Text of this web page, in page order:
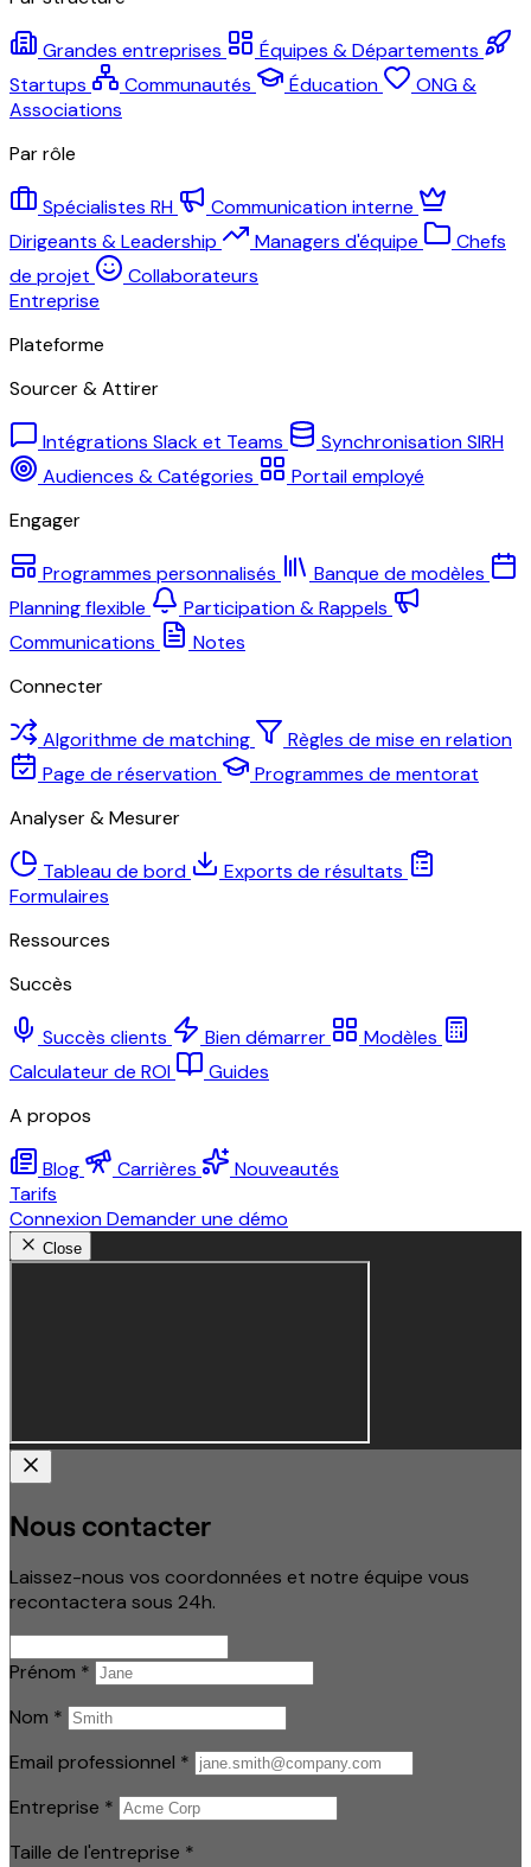
Grandes entreprises
Équipes & Départements
Startups
Communautés Éducation
ONG &
Associations
Par rôle
Spécialistes RH
Communication interne
Dirigeants & Leadership
Managers d'équipe
Chefs
de projet
Collaborateurs
Entreprise
Plateforme
Sourcer & Attirer
Intégrations Slack et Teams
Synchronisation SIRH
Audiences & Catégories
Portail employé
Engager
Programmes personnalisés
Banque de modèles
Planning flexible
Participation & Rappels
Communications
Notes
Connecter
Algorithme de matching
Règles de mise en relation
Page de réservation
Programmes de mentorat
Analyser & Mesurer
Tableau de bord
Exports de résultats
Formulaires
Ressources
Succès
Succès clients Bien démarrer
Modèles
Calculateur de ROI
Guides
A propos
Blog Carrières
Nouveautés
Tarifs
ConnexionDemander une démo
Close
Nous contacter
Laissez-nous vos coordonnées et notre équipe vous
recontactera sous 24h.
Prénom *
Nom *
Email professionnel *
Entreprise *
Taille de l'entreprise *